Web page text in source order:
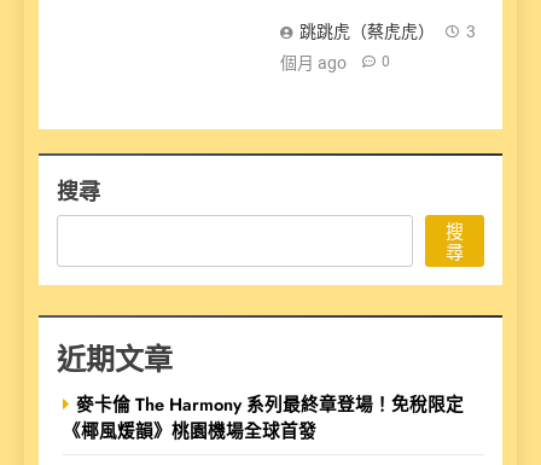
跳跳虎（蔡虎虎）
3
個月 ago
0
搜尋
搜
尋
近期文章
麥卡倫 The Harmony 系列最終章登場！免稅限定
《椰風煖韻》桃園機場全球首發